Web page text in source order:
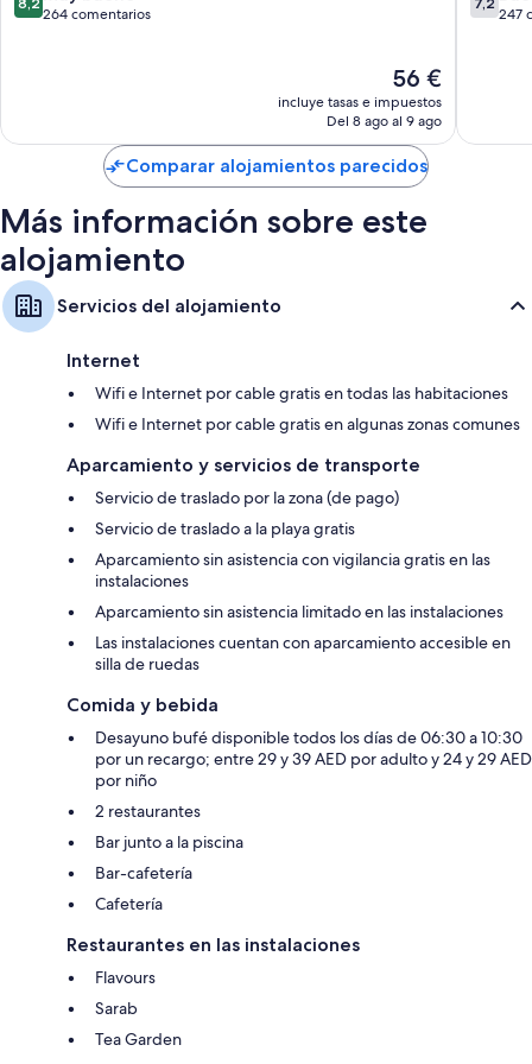
Duchas, artículos de higiene personal gratuitos y secadores de pelo
Qasimia
sobre264 comentarios
El
precio
actual
de
56 €
56 €
incluye tasas e impuestos
Del 8 ago al 9 ago
sobre247
Comparar alojamientos parecidos
Más información sobre este
alojamiento
Servicios del alojamiento
Internet
Wifi e Internet por cable gratis en todas las habitaciones
Wifi e Internet por cable gratis en algunas zonas comunes
Aparcamiento y servicios de transporte
Servicio de traslado por la zona (de pago)
Servicio de traslado a la playa gratis
Aparcamiento sin asistencia con vigilancia gratis en las
instalaciones
Aparcamiento sin asistencia limitado en las instalaciones
Las instalaciones cuentan con aparcamiento accesible en
silla de ruedas
Comida y bebida
Desayuno bufé disponible todos los días de 06:30 a 10:30
por un recargo; entre 29 y 39 AED por adulto y 24 y 29 AED
por niño
2 restaurantes
Bar junto a la piscina
Bar-cafetería
Cafetería
Restaurantes en las instalaciones
Flavours
Sarab
Tea Garden